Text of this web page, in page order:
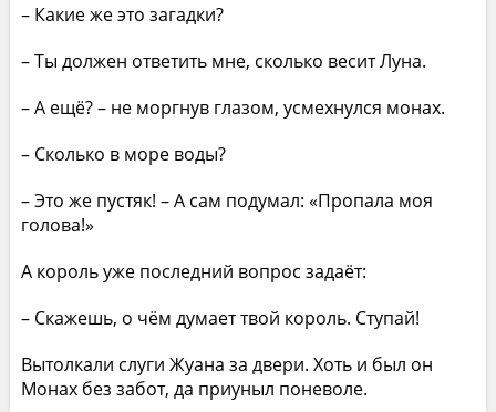
– Какие же это загадки?
– Ты должен ответить мне, сколько весит Луна.
– А ещё? – не моргнув глазом, усмехнулся монах.
– Сколько в море воды?
– Это же пустяк! – А сам подумал: «Пропала моя
голова!»
А король уже последний вопрос задаёт:
– Скажешь, о чём думает твой король. Ступай!
Вытолкали слуги Жуана за двери. Хоть и был он
Монах без забот, да приуныл поневоле.